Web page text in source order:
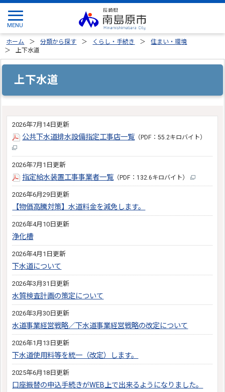
ホーム 分類から探す くらし・手続き
住まい・環境
上下水道
上下水道
2026年7月14日更新
公共下水道排水設備指定工事店一覧 （PDF：55.2キロバイト）
2026年7月1日更新
指定給水装置工事事業者一覧 （PDF：132.6キロバイト）
2026年6月29日更新
【物価高騰対策】水道料金を減免します。
2026年4月10日更新
浄化槽
2026年4月1日更新
下水道について
2026年3月31日更新
水質検査計画の策定について
2026年3月30日更新
水道事業経営戦略／下水道事業経営戦略の改定について
2026年1月13日更新
下水道使用料等を統一（改定）します。
2025年6月18日更新
口座振替の申込手続きがWEB上で出来るようになりました。